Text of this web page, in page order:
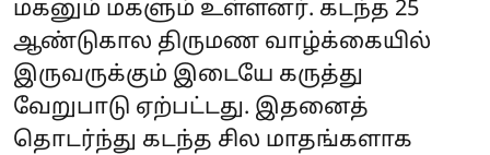
மகனும் மகளும் உள்ளனர். கடந்த 25
ஆண்டுகால திருமண வாழ்க்கையில்
இருவருக்கும் இடையே கருத்து
வேறுபாடு ஏற்பட்டது. இதனைத்
தொடர்ந்து கடந்த சில மாதங்களாக